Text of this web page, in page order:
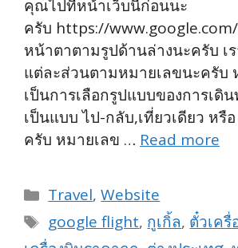
คุณไปที่หน้าเว็บนี้ก่อนนะ
ครับ https://
หน้าตาตามรูปด้านล่างนะครับ เ
แต่ละส่วนตามหมายเลขนะครับ
เป็นการเลือกรูปแบบของการเดิ
เป็นแบบ ไป-กลับ,เที่ยวเดียว หรื
ครับ หมายเลข … Read more
Categories
Travel,Website
Tags
google flight, กูเกิ้ล, ตั๋วเครื่